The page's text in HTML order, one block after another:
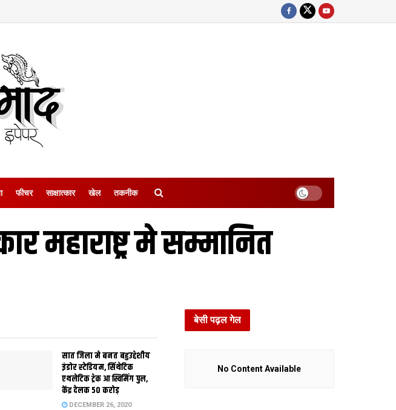
फीचर साक्षात्‍कार खेल तकनीक
महाराष्ट्र मे सम्मानित
सात जिला मे बनत बहुउद्देशीय
इंडोर स्‍टेडि‍यम, सिंथेटिक
एथलेटिक ट्रेक आ स्विमिंग पुल,
केंद्र देलक 50 करोड़
DECEMBER 26, 2020
बेसी पढ़ल गेल
No Content Available